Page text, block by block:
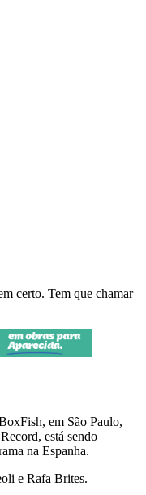
certo. Tem que chamar
em São Paulo,
está sendo
na Espanha.
e Rafa Brites.